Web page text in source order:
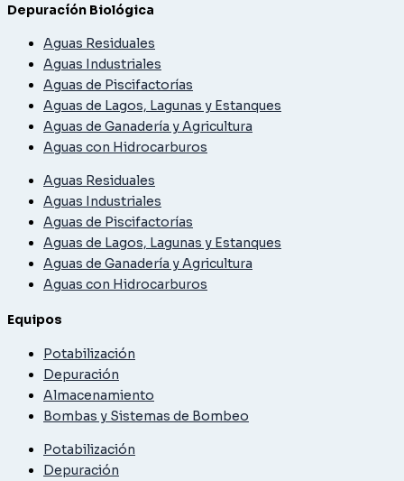
Depuracíón Biológica
Aguas Residuales
Aguas Industriales
Aguas de Piscifactorías
Aguas de Lagos, Lagunas y Estanques
Aguas de Ganadería y Agricultura
Aguas con Hidrocarburos
Aguas Residuales
Aguas Industriales
Aguas de Piscifactorías
Aguas de Lagos, Lagunas y Estanques
Aguas de Ganadería y Agricultura
Aguas con Hidrocarburos
Equipos
Potabilización
Depuración
Almacenamiento
Bombas y Sistemas de Bombeo
Potabilización
Depuración